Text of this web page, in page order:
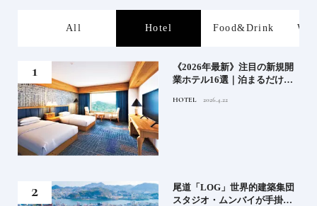
All Hotel Food&Drink
《2026年最新》注目の新規開
業ホテル16選｜泊まるだけで
ル
HOTEL 2026.4.22
尾道「LOG」世界的建築集団
スタジオ・ムンバイが手掛け